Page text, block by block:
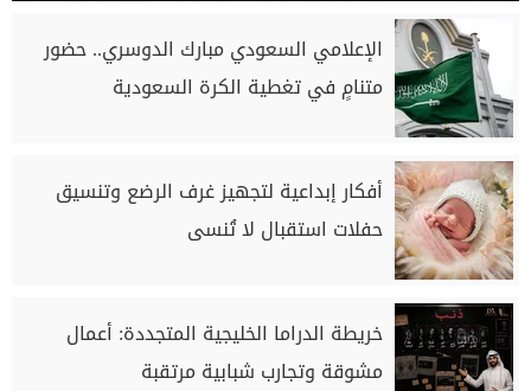
الإعلامي السعودي مبارك الدوسري.. حضور
متنامٍ في تغطية الكرة السعودية
أفكار إبداعية لتجهيز غرف الرضع وتنسيق
حفلات استقبال لا تُنسى
خريطة الدراما الخليجية المتجددة: أعمال
مشوقة وتجارب شبابية مرتقبة